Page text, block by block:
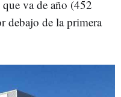
va de año (452
debajo de la primera